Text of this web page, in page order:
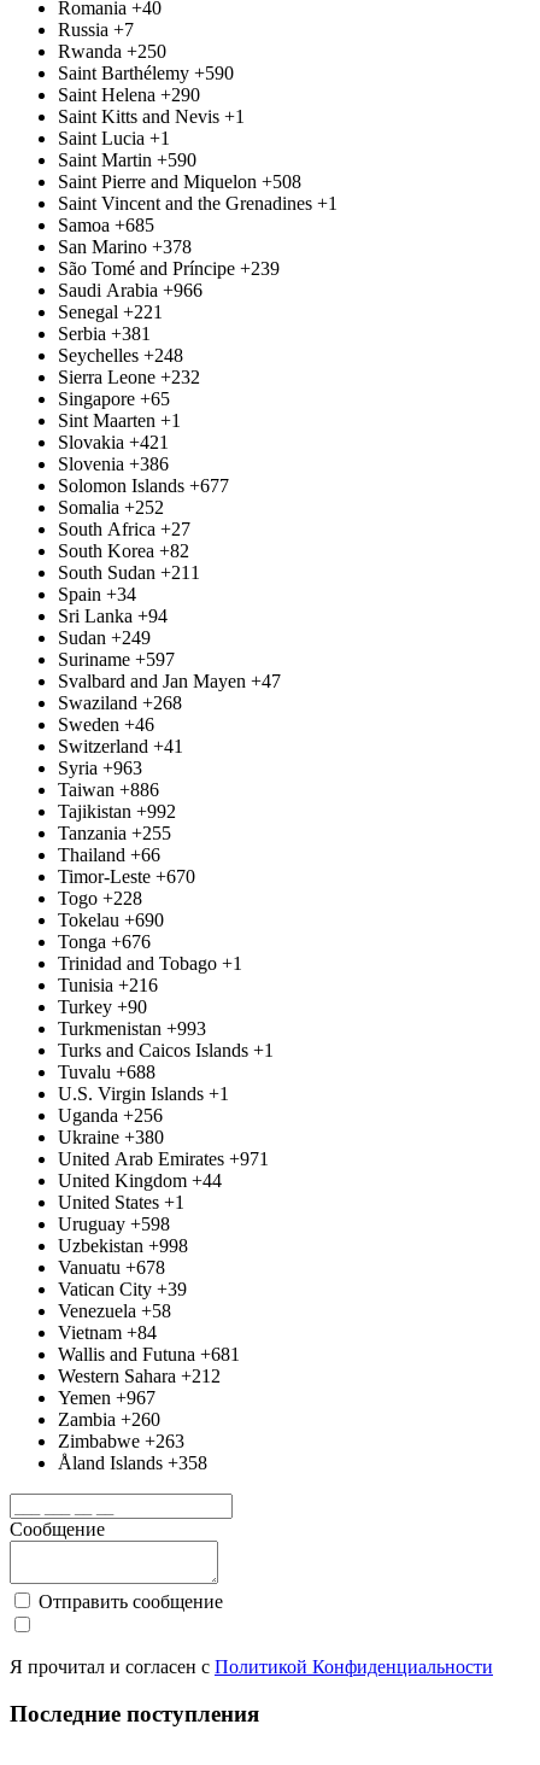
Romania +40
Russia +7
Rwanda +250
Saint Barthélemy +590
Saint Helena +290
Saint Kitts and Nevis +1
Saint Lucia +1
Saint Martin +590
Saint Pierre and Miquelon +508
Saint Vincent and the Grenadines +1
Samoa +685
San Marino +378
São Tomé and Príncipe +239
Saudi Arabia +966
Senegal +221
Serbia +381
Seychelles +248
Sierra Leone +232
Singapore +65
Sint Maarten +1
Slovakia +421
Slovenia +386
Solomon Islands +677
Somalia +252
South Africa +27
South Korea +82
South Sudan +211
Spain +34
Sri Lanka +94
Sudan +249
Suriname +597
Svalbard and Jan Mayen +47
Swaziland +268
Sweden +46
Switzerland +41
Syria +963
Taiwan +886
Tajikistan +992
Tanzania +255
Thailand +66
Timor-Leste +670
Togo +228
Tokelau +690
Tonga +676
Trinidad and Tobago +1
Tunisia +216
Turkey +90
Turkmenistan +993
Turks and Caicos Islands +1
Tuvalu +688
U.S. Virgin Islands +1
Uganda +256
Ukraine +380
United Arab Emirates +971
United Kingdom +44
United States +1
Uruguay +598
Uzbekistan +998
Vanuatu +678
Vatican City +39
Venezuela +58
Vietnam +84
Wallis and Futuna +681
Western Sahara +212
Yemen +967
Zambia +260
Zimbabwe +263
Åland Islands +358
Сообщение
Отправить сообщение
Я прочитал и согласен с Политикой Конфиденциальности
Последние поступления